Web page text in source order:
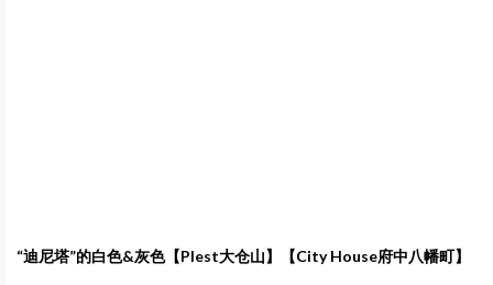
“迪尼塔”的白色&灰色【Plest大仓山】【City House府中八幡町】